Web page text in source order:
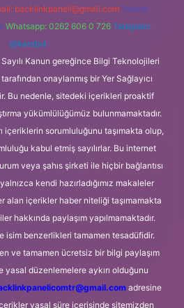
backlinkpaneli@gmail.com Teams:
Whatsapp: 0262 606 0 726 Telegram:
@karabul
Kanun gereğince Bilgi Teknolojileri
onaylanmış bir Yer Sağlayıcı
Bu nedenle, sitedeki içerikleri proaktif
yükümlülüğümüz bulunmamaktadır.
içeriklerin sorumluluğunu taşımakta olup,
kabul etmiş sayılırlar. Bu internet
veya şahıs şirketi ile hiçbir bağlantısı
kendi hazırladığımız makaleler
alan içerikler haber niteliği taşımamakta
hakkında paylaşım yapılmamaktadır.
isim benzerlikleri tamamen tesadüfidir.
ve tamamen ücretsiz bir bilgi paylaşım
yasal düzenlemelere aykırı olduğunu
adresine
yasal süre içerisinde sitemizden